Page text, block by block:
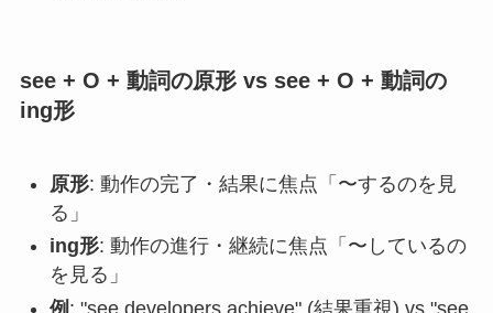
see + O + 動詞の原形 vs see + O + 動詞の
ing形
原形: 動作の完了・結果に焦点「〜するのを見
る」
ing形: 動作の進行・継続に焦点「〜しているの
を見る」
例 : "see developers achieve" (結果重視) vs "see